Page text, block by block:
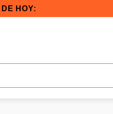
HOY: